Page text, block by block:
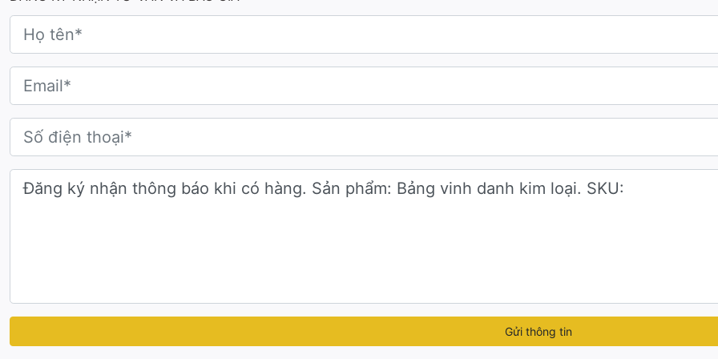
Bảng vinh danh kim loại được chế tác từ kim loại nguyên khối, được phủ một lớp nano giúp sản phẩm cứng
dung được khắc hoặc in công nghệ cao, đảm bảo từng chi tiết sắc nét, tinh gọn và chuyên nghiệp.
Tông bạc ánh kim thanh lịch là điểm nhấn nổi bật của sản phẩm. Bề mặt kim loại phản sáng nhẹ tạo hiệu ứng
nổi bật trên sân khấu.
Thiết kế theo phong cách tối giản, hiện đại, tập trung vào sự cân đối và tinh tế trong từng đường nét. Phần
Gửi thông tin